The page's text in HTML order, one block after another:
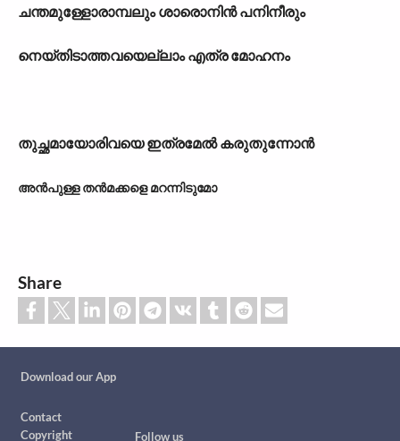
ചന്തമുള്ളോരാമ്പലും ശാരൊനിൻ പനിനീരും
നെയ്തിടാത്തവയെല്ലാം എത്ര മോഹനം
തുച്ഛമായോരിവയെ ഇത്രമേൽ കരുതുന്നോൻ
അൻപുള്ള തൻമക്കളെ മറന്നിടുമോ
Share
Download our App
Footer
Contact
Copyright
Follow us